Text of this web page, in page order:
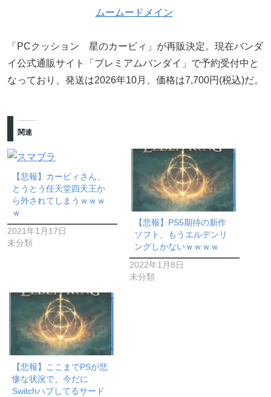
ムームードメイン
「PCクッション 星のカービィ」が再販決定。現在バンダ
イ公式通販サイト「プレミアムバンダイ」で予約受付中と
なっており、発送は2026年10月、価格は7,700円(税込)だ。
関連
【悲報】カービィさん、
とうとう任天堂四天王か
ら外されてしまうｗｗｗ
ｗ
2021年1月17日
未分類
【悲報】PS5期待の新作
ソフト、もうエルデンリ
ングしかないｗｗｗｗ
2022年1月8日
未分類
【悲報】ここまでPSが悲
惨な状況で、今だに
Switchハブしてるサード